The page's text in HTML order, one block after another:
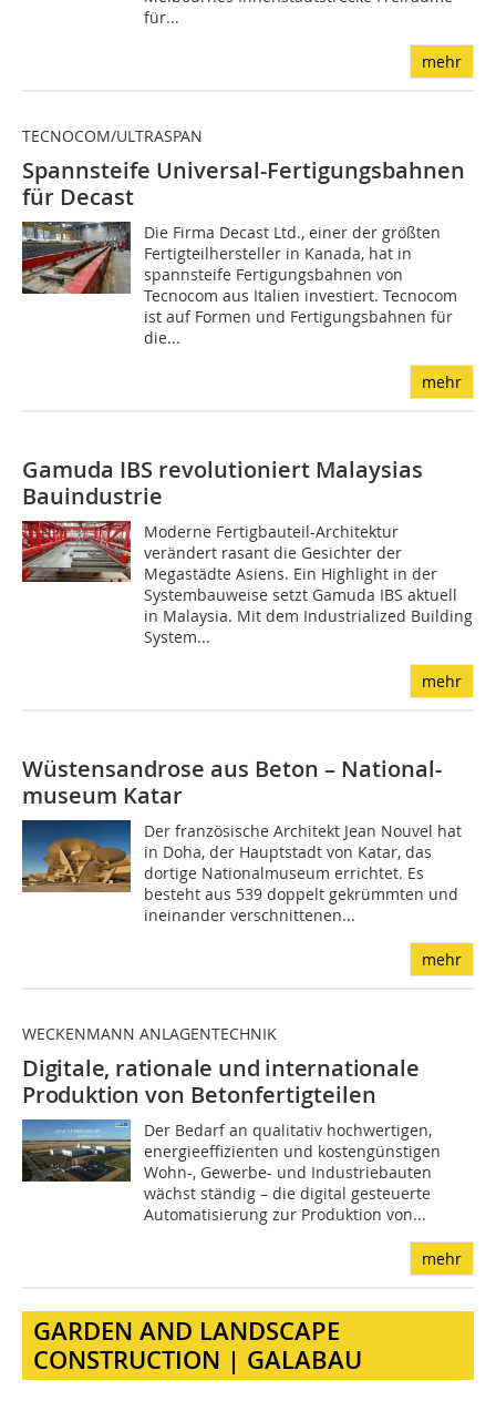
für...
mehr
TECNOCOM/ULTRASPAN
Spannsteife Universal-Fertigungsbahnen
für Decast
Die Firma Decast Ltd., einer der größten
Fertigteilhersteller in Kanada, hat in
spannsteife Fertigungsbahnen von
Tecnocom aus Italien investiert. Tecnocom
ist auf Formen und Fertigungsbahnen für
die...
mehr
Gamuda IBS revolutioniert Malaysias
Bauindustrie
Moderne Fertigbauteil-Architektur
verändert rasant die Gesichter der
Megastädte Asiens. Ein Highlight in der
Systembauweise setzt Gamuda IBS aktuell
in Malaysia. Mit dem Industrialized Building
System...
mehr
Wüstensandrose aus Beton – National-
museum Katar
Der französische Architekt Jean Nouvel hat
in Doha, der Hauptstadt von Katar, das
dortige Nationalmuseum errichtet. Es
besteht aus 539 doppelt gekrümmten und
ineinander verschnittenen...
mehr
WECKENMANN ANLAGENTECHNIK
Digitale, rationale und internationale
Produktion von Betonfertigteilen
Der Bedarf an qualitativ hochwertigen,
energieeffizienten und kostengünstigen
Wohn-, Gewerbe- und Industriebauten
wächst ständig – die digital gesteuerte
Automatisierung zur Produktion von...
mehr
GARDEN AND LANDSCAPE
CONSTRUCTION | GALABAU